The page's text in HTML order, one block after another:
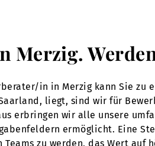
Merzig.
in in Merzig kann Sie
liegt, sind wir für
erbringen wir alle unsere
ermöglicht. Eine
zu werden, das Wert